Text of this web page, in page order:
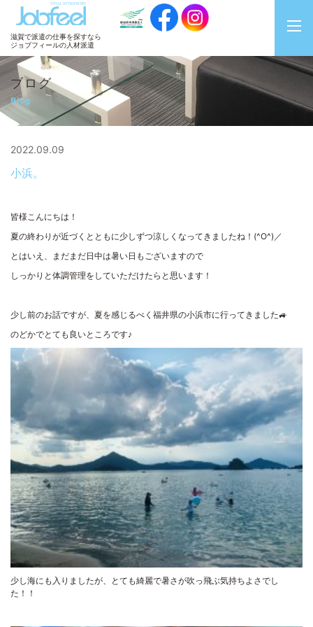
JobFeel
滋賀で派遣の仕事を探すなら
ジョブフィールの人材派遣
ブログ
Blog
2022.09.09
小浜。
皆様こんにちは！
夏の終わりが近づくとともに少しずつ涼しくなってきましたね！(^O^)／
とはいえ、まだまだ日中は暑い日もございますので
しっかりと体調管理をしていただけたらと思います！
少し前のお話ですが、夏を感じるべく福井県の小浜市に行ってきました🚙
のどかでとても良いところです♪
少し海にも入りましたが、とても綺麗で暑さが吹っ飛ぶ気持ちよさでし
た！！